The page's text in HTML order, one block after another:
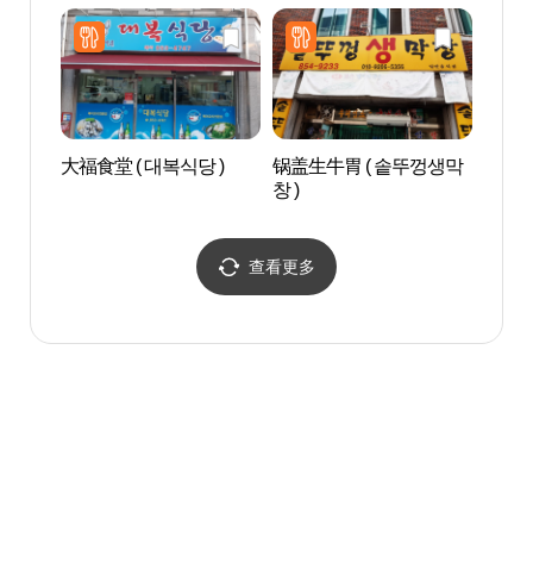
大福食堂 ( 대복식당 )
锅盖生牛胃 ( 솥뚜껑생막
창 )
查看更多